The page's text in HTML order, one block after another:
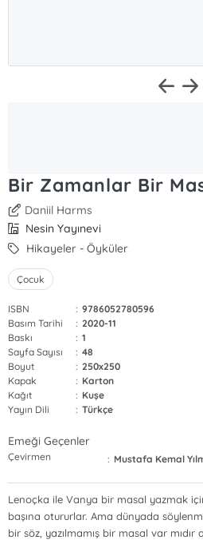
Bir Zamanlar Bir
Daniil Harms
Nesin Yayınevi
Hikayeler - Öyküler
Çocuk
ISBN : 9786052780596
Basım Tarihi
: 2020-11
Baskı
: 1
Sayfa Sayısı
: 48
Boyut
: 250x250
Kapak
: Karton
Kağıt
: Kuşe
Yayın Dili
: Türkçe
Emeği Geçenler
Çevirmen : Mustafa Kemal
Lenoçka ile Vanya bir masal yazmak
başına otururlar. Ama dünyada
bir söz, yazılmamış bir masal var mıdır